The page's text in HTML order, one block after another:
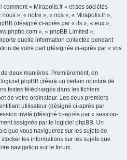
« Mirapolis.fr » et ses sociétés
», « notre », « nos », « Mirapolis.fr »,
(désigné ci-après par « ils », « eux »,
», « phpBB Limited »,
quelle information collectée pendant
de votre part (désignée ci-après par « vos
deux manières. Premièrement, en
phpBB créera un certain nombre de
textes téléchargés dans les fichiers
de votre ordinateur. Les deux premiers
utilisateur (désigné ci-après par
invité (désigné ci-après par « session-
assignés par le logiciel phpBB. Un
que vous naviguerez sur les sujets de
les informations sur les sujets que
navigation sur le forum.